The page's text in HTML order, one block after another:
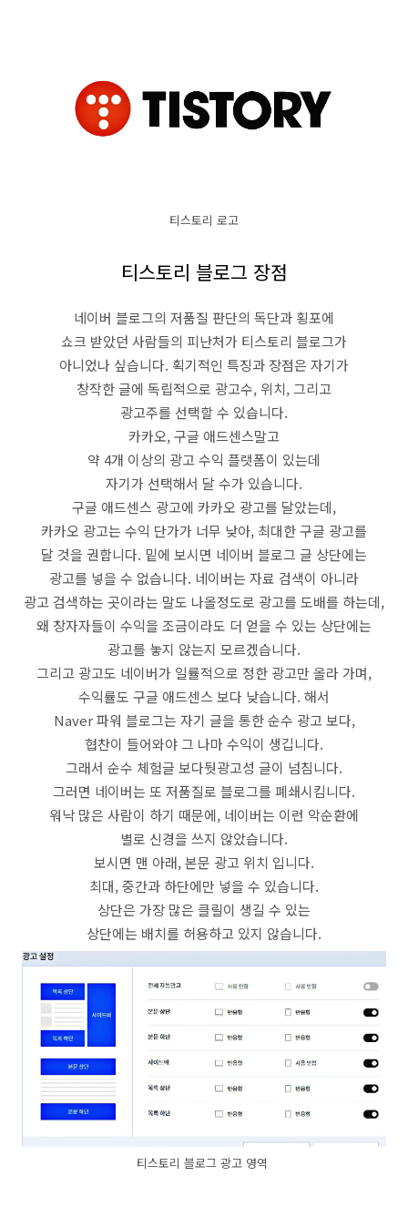
티스토리 로고
티스토리 블로그 장점
네이버 블로그의 저품질 판단의 독단과 횡포에
쇼크 받았던 사람들의 피난처가 티스토리 블로그가
아니었나 싶습니다. 획기적인 특징과 장점은 자기가
창작한 글에 독립적으로 광고수, 위치, 그리고
광고주를 선택할 수 있습니다.
카카오, 구글 애드센스말고
약 4개 이상의 광고 수익 플랫폼이 있는데
자기가 선택해서 달 수가 있습니다.
구글 애드센스 광고에 카카오 광고를 달았는데,
카카오 광고는 수익 단가가 너무 낮아, 최대한 구글 광고를
달 것을 권합니다. 밑에 보시면 네이버 블로그 글 상단에는
광고를 넣을 수 없습니다. 네이버는 자료 검색이 아니라
광고 검색하는 곳이라는 말도 나올정도로 광고를 도배를 하는데,
왜 창자자들이 수익을 조금이라도 더 얻을 수 있는 상단에는
광고를 놓지 않는지 모르겠습니다.
그리고 광고도 네이버가 일률적으로 정한 광고만 올라 가며,
수익률도 구글 애드센스 보다 낮습니다. 해서
Naver 파워 블로그는 자기 글을 통한 순수 광고 보다,
협찬이 들어와야 그 나마 수익이 생깁니다.
그래서 순수 체험글 보다둿광고성 글이 넘침니다.
그러면 네이버는 또 저품질로 블로그를 폐쇄시킴니다.
워낙 많은 사람이 하기 때문에, 네이버는 이런 악순환에
별로 신경을 쓰지 않았습니다.
보시면 맨 아래, 본문 광고 위치 입니다.
최대, 중간과 하단에만 넣을 수 있습니다.
상단은 가장 많은 클릴이 생길 수 있는
상단에는 배치를 허용하고 있지 않습니다.
티스토리 블로그 광고 영역